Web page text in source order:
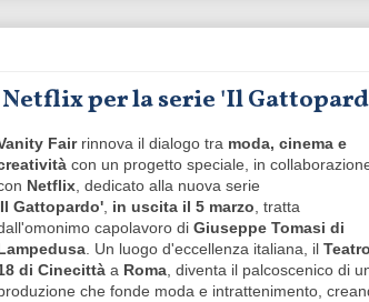
per la serie 'Il
Fairrinnova il dialogo tra moda, cinema e
con un progetto speciale, in
Netflix, dedicato alla nuova serie
Il Gattopardo', in uscita il 5 marzo, tratta
capolavoro di Giuseppe Tomasi di
. Un luogo d'eccellenza italiana, il Teatro
di Cinecittà a Roma, diventa il palcoscenico di
che fonde moda e intrattenimento,